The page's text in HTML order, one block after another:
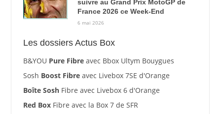
suivre au Grand Prix MotoGP de
France 2026 ce Week-End
6 mai 2026
Les dossiers Actus Box
B&YOU Pure Fibreavec Bbox Ultym Bouygues
Sosh Boost Fibreavec Livebox 7SE d'Orange
Boîte SoshFibre avec Livebox 6 d'Orange
Red BoxFibre avec la Box 7 de SFR